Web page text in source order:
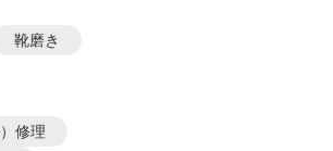
靴磨き
修理